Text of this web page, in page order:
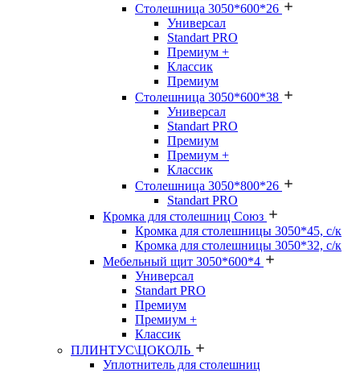
Столешница 3050*600*26
Универсал
Standart PRO
Премиум +
Классик
Премиум
Столешница 3050*600*38
Универсал
Standart PRO
Премиум
Премиум +
Классик
Столешница 3050*800*26
Standart PRO
Кромка для столешниц Союз
Кромка для столешницы 3050*45, с/к
Кромка для столешницы 3050*32, с/к
Мебельный щит 3050*600*4
Универсал
Standart PRO
Премиум
Премиум +
Классик
ПЛИНТУС\ЦОКОЛЬ
Уплотнитель для столешниц